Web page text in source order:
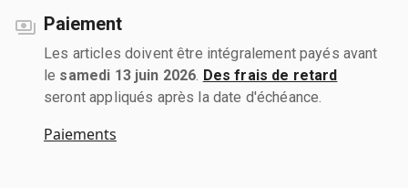
Paiement
Les articles doivent être intégralement payés avant
le samedi 13 juin 2026 Des frais de retard
seront appliqués après la date d'échéance.
Paiements